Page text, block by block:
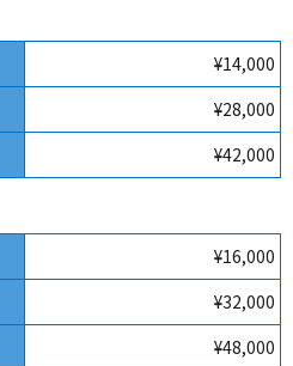
¥14,000
¥28,000
¥42,000
¥16,000
¥32,000
¥48,000